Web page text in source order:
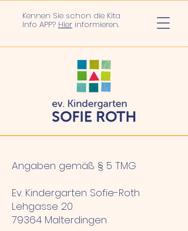
Kennen Sie schon die Kita
Info APP? Hier informieren.
Angaben gemäß § 5 TMG
Ev. Kindergarten Sofie-Roth
Lehgasse 20
79364 Malterdingen